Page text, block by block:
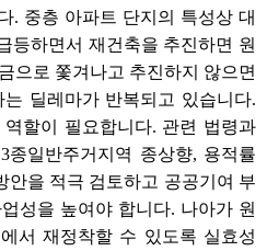
. 중층 아파트 단지의 특성상 대
등하면서 재건축을 추진하면 원
으로 쫓겨나고 추진하지 않으면
딜레마가 반복되고 있습니다.
할이 필요합니다. 관련 법령과
종일반주거지역 종상향, 용적률
안을 적극 검토하고 공공기여 부
성을 높여야 합니다. 나아가 원
서 재정착할 수 있도록 실효성